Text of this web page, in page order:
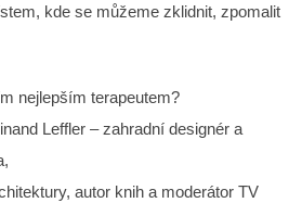
kde se můžeme zklidnit, zpomalit
nejlepším terapeutem?
Leffler – zahradní designér a
autor knih a moderátor TV